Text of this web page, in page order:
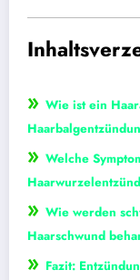
» Wie ist ein
» Welche
» Wie werden
Haarschwund
» Fazit: